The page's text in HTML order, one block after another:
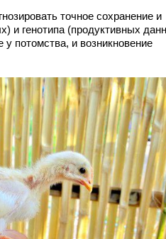
точное сохранение и
и генотипа (продуктивных
у потомства, и возникновение